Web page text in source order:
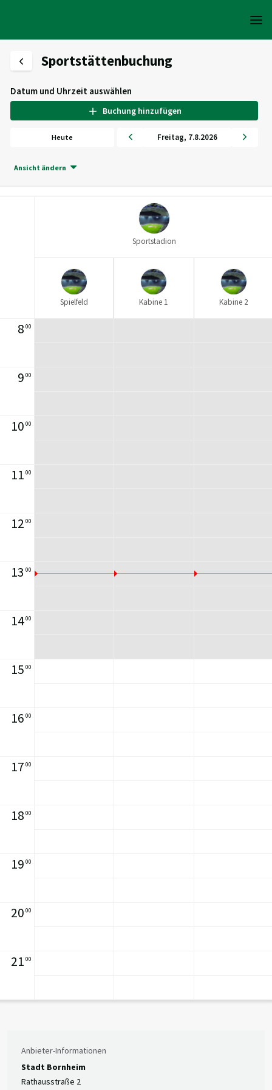
Sportstättenbuchung
Datum und Uhrzeit auswählen
Buchung hinzufügen
Heute Freitag, 7.8.2026
Ansicht ändern
Sportstadion
Spielfeld Kabine 1 Kabine 2
8 00
9 00
10 00
11 00
12 00
13 00
1400
15 00
16 00
17 00
18 00
19 00
20 00
21 00
Anbieter-Informationen
Stadt Bornheim
Rathausstraße 2